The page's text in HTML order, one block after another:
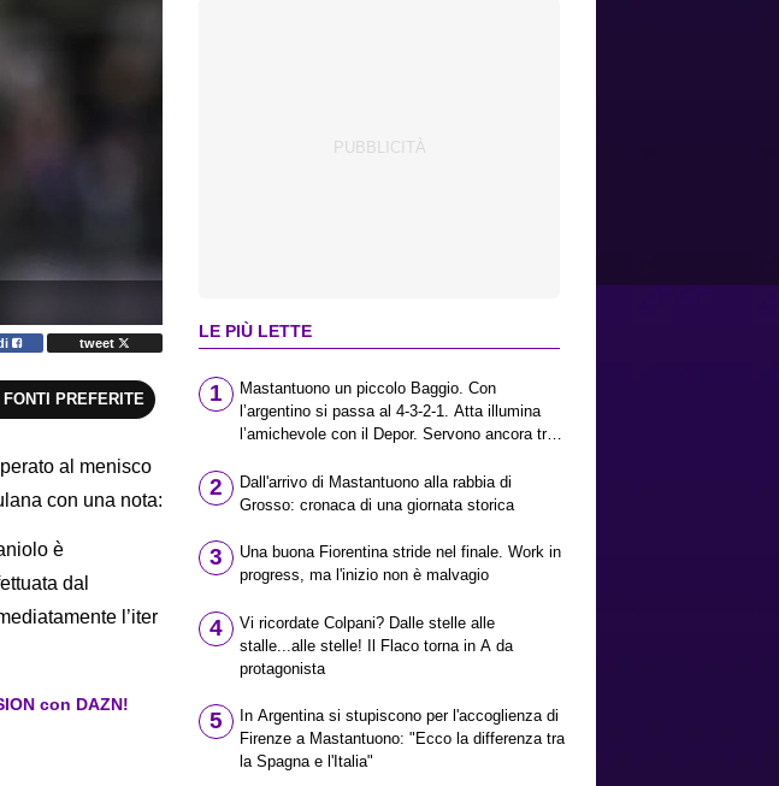
tweet
FONTI PREFERITE
al menisco
con una nota:
è
dal
l’iter
con DAZN!
LE PIÙ LETTE
1
Mastantuono un piccolo Baggio. Con
l’argentino si passa al 4-3-2-1. Atta illumina
l’amichevole con il Depor. Servono ancora tre
Antognoni, un finale senza vincitori
2
Dall'arrivo di Mastantuono alla rabbia di
Grosso: cronaca di una giornata storica
3
Una buona Fiorentina stride nel finale. Work in
progress, ma l'inizio non è malvagio
4
Vi ricordate Colpani? Dalle stelle alle
stalle...alle stelle! Il Flaco torna in A da
protagonista
5
In Argentina si stupiscono per l'accoglienza di
Firenze a Mastantuono: "Ecco la differenza tra
la Spagna e l'Italia"